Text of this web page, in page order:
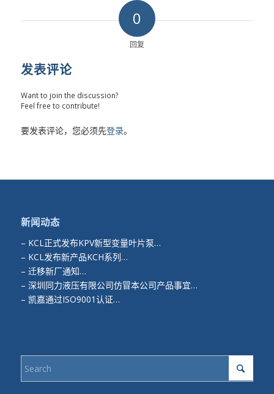
0
回复
发表评论
Want to join the discussion?
Feel free to contribute!
要发表评论，您必须先登录。
新闻动态
– KCL正式发布KPV新型变量叶片泵…
– KCL发布新产品KCH系列…
– 迁移新厂通知…
– 深圳同力液压有限公司仿冒本公司产品事宜…
– 凯嘉通过ISO9001认证…